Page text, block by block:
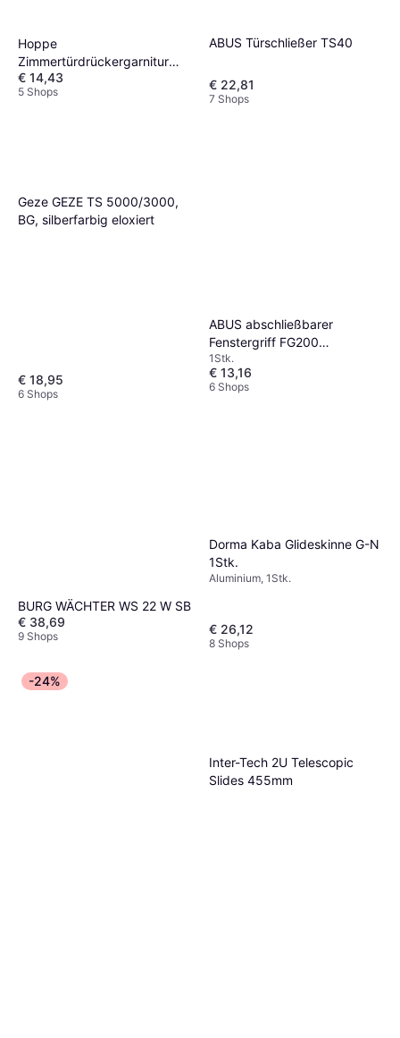
Hoppe
Zimmertürdrückergarnitur
Paris Klasse 3 SST
E138Z/42KV/42KVS PZ
€ 14,43
5 Shops
ABUS Türschließer TS40
€ 22,81
7 Shops
Geze GEZE TS 5000/3000,
BG, silberfarbig eloxiert
€ 18,95
6 Shops
ABUS abschließbarer
Fenstergriff FG200
gleichschließend 1Stk.
1Stk.
€ 13,16
6 Shops
BURG WÄCHTER WS 22 W SB
€ 38,69
9 Shops
Dorma Kaba Glideskinne G-N
1Stk.
Aluminium, 1Stk.
€ 26,12
8 Shops
-24%
Inter-Tech 2U Telescopic
Slides 455mm